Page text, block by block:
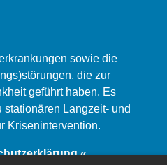
sowie die
die zur
geführt haben. Es
stationären Langzeit- und
Krisenintervention.
«